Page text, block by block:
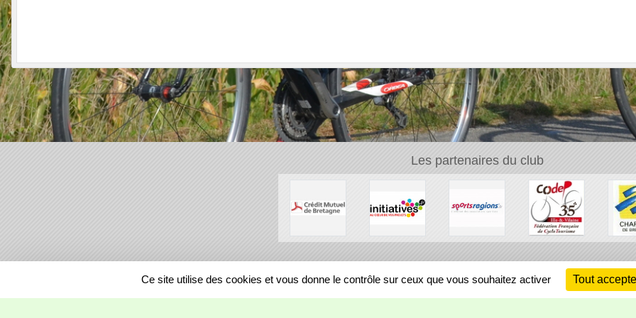
Les partenaires du club
REGIONS
Ce site utilise des cookies et vous donne le contrôle sur ceux que vous souhaitez activer Tout